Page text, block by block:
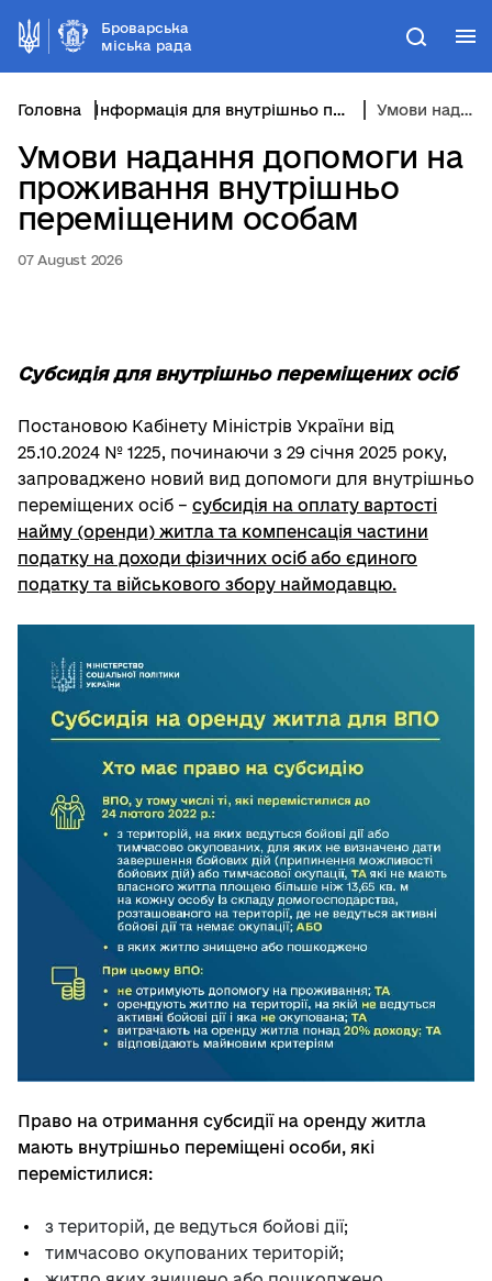
Броварська
міська рада
Пошук
Головна Інформація для внутрішньо переміщених осіб Умови надання допомоги на проживання внутрішньо переміщеним особам
Умови надання допомоги на
проживання внутрішньо
переміщеним особам
07 August 2026
Субсидія для внутрішньо переміщених осіб
Постановою Кабінету Міністрів України від
25.10.2024 № 1225, починаючи з 29 січня 2025 року,
запроваджено новий вид допомоги для внутрішньо
переміщених осіб – субсидія на оплату вартості
найму (оренди) житла та компенсація частини
податку на доходи фізичних осіб або єдиного
податку та військового збору наймодавцю.
Право на отримання субсидії на оренду житла
мають внутрішньо переміщені особи, які
перемістилися:
з територій, де ведуться бойові дії;
тимчасово окупованих територій;